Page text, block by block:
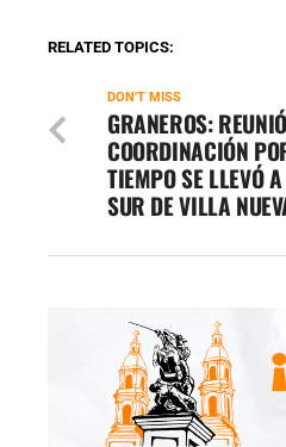
RELATED TOPICS:
DON'T MISS
GRANEROS:
COORDINACIÓN
TIEMPO SE LLEVÓ
SUR DE VILLA